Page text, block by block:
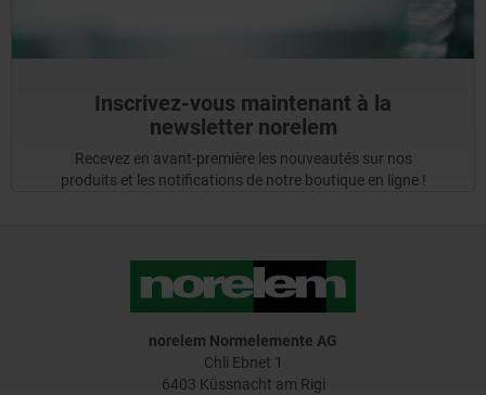
Inscrivez-vous maintenant à la
newsletter norelem
Recevez en avant-première les nouveautés sur nos
produits et les notifications de notre boutique en ligne !
norelem Normelemente AG
Chli Ebnet 1
6403 Küssnacht am Rigi